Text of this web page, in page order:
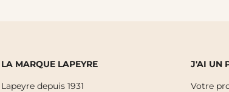
LA MARQUE LAPEYRE
Lapeyre depuis 1931
J'AI UN
Votre